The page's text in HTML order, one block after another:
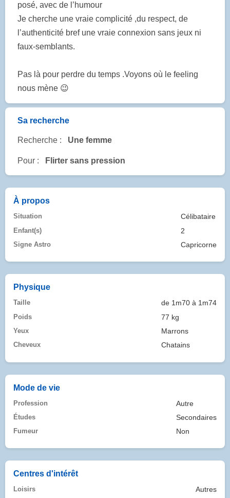
posé, avec de l’humour
Je cherche une vraie complicité ,du respect, de
l’authenticité bref une vraie connexion sans jeux ni
faux-semblants.
Pas là pour perdre du temps .Voyons où le feeling
nous mène 😉
Sa recherche
Recherche : Une femme
Pour : Flirter sans pression
À propos
Situation Célibataire
Enfant(s) 2
Signe Astro Capricorne
Physique
Taille de 1m70 à 1m74
Poids 77 kg
Yeux Marrons
Cheveux Chatains
Mode de vie
Profession Autre
Études Secondaires
Fumeur Non
Centres d'intérêt
Loisirs Autres